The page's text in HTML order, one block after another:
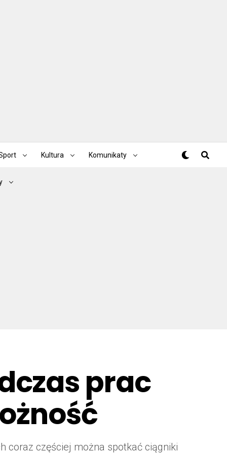
Kultura Komunikaty
prac
coraz częściej można spotkać ciągniki